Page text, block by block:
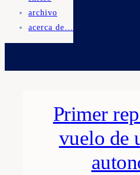
archivo
acerca de…
Primer
vuelo de